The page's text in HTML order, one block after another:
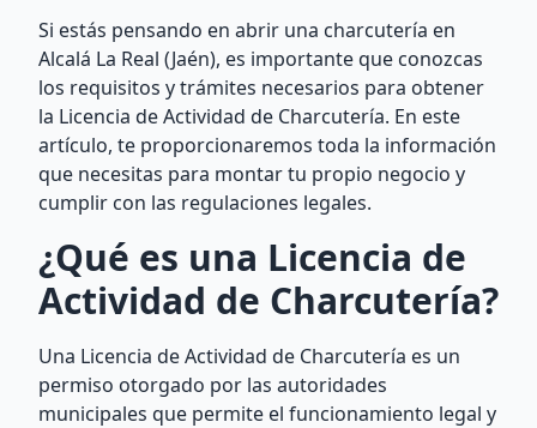
Si estás pensando en abrir una charcutería en
Alcalá La Real (Jaén), es importante que conozcas
los requisitos y trámites necesarios para obtener
la Licencia de Actividad de Charcutería. En este
artículo, te proporcionaremos toda la información
que necesitas para montar tu propio negocio y
cumplir con las regulaciones legales.
¿Qué es una Licencia de
Actividad de Charcutería?
Una Licencia de Actividad de Charcutería es un
permiso otorgado por las autoridades
municipales que permite el funcionamiento legal y